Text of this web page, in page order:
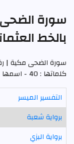
سورة الضحى
بالخط
كلماتها : 40 - اسمها بالأنجليزي : The Morning Hours
التفسير الميسر
برواية شعبة
برواية البزي